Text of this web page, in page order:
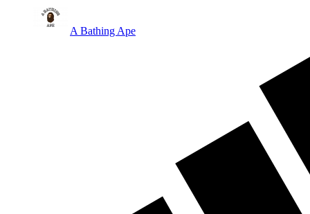
A Bathing Ape